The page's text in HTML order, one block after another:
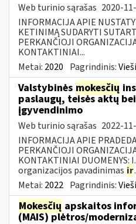
Web turinio sąrašas 2020-
INFORMACIJA APIE
KETINIMĄ SUDARYTI
PERKANČIOJI
KONTAKTINIAI...
Metai: 2020 Pagrindinis:
Valstybinės mokesčių
paslaugų, teisės aktų
įgyvendinimo
Web turinio sąrašas 2022-
INFORMACIJA APIE
PERKANČIOJI
KONTAKTINIAI DUOMENYS:
organizacijos pavadinimas ir
Metai: 2022 Pagrindinis:
Mokesčių apskaitos
(MAIS) plėtros/